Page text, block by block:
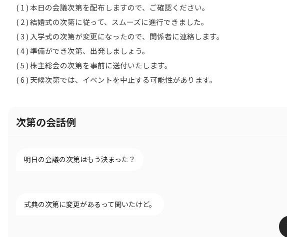
( 1 ) 本日の会議次第を配布しますので、ご確認ください。
( 2 ) 結婚式の次第に従って、スムーズに進行できました。
( 3 ) 入学式の次第が変更になったので、関係者に連絡します。
( 4 ) 準備ができ次第、出発しましょう。
( 5 ) 株主総会の次第を事前に送付いたします。
( 6 ) 天候次第では、イベントを中止する可能性があります。
次第の会話例
明日の会議の次第はもう決まった？
式典の次第に変更があるって聞いたけど。